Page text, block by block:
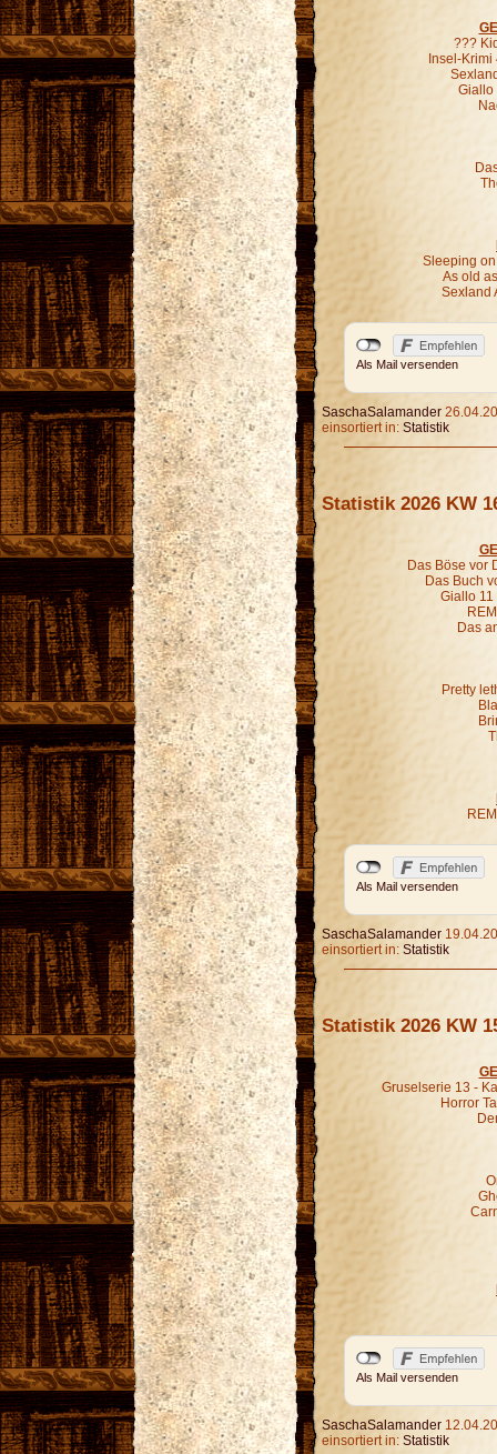
???
Insel-
Giallo
Sleeping
As old
Sexland
Als Mail versenden
SaschaSalamander
einsortiert in: Statistik
Statistik 2026 KW
Das Böse vor
Das Buch
Giallo 11
Das
Pretty
Als Mail versenden
SaschaSalamander
einsortiert in: Statistik
Statistik 2026 KW
Gruselserie 13 -
Horror
Als Mail versenden
SaschaSalamander
einsortiert in: Statistik